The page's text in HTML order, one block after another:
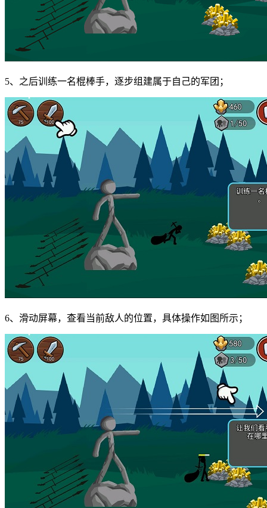
5、之后训练一名棍棒手，逐步组建属于自己的军团；
6、滑动屏幕，查看当前敌人的位置，具体操作如图所示；